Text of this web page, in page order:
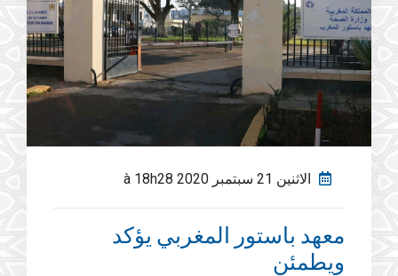
الاثنين 21 سبتمبر 2020 à 18h28
معهد باستور المغربي يؤكد
ويطمئن